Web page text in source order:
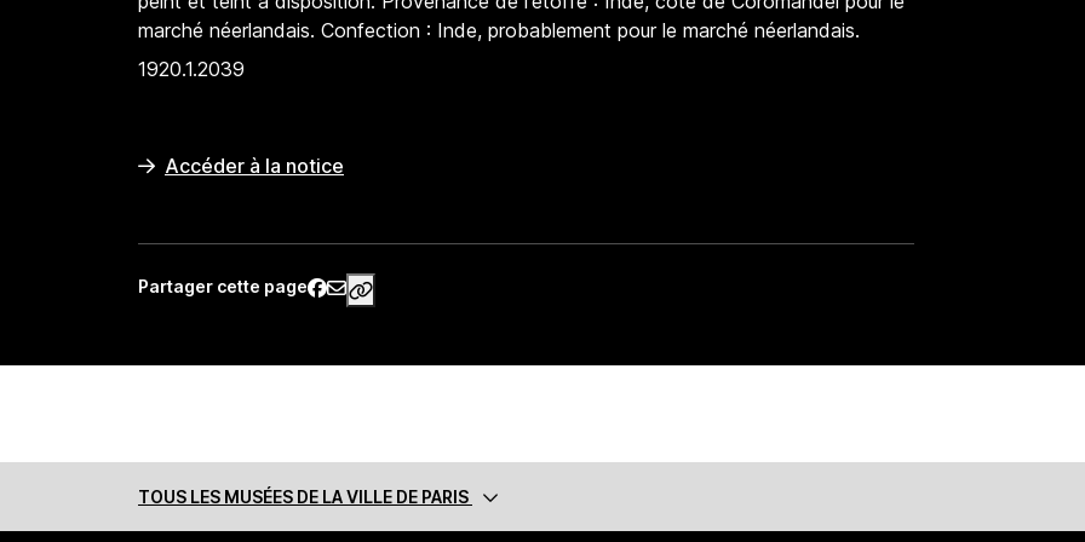
marché néerlandais. Confection : Inde, probablement pour le marché néerlandais.
1920.1.2039
Accéder à la notice
Partager cette page https://www.palaisgalliera.paris.fr/collections/les-collections-du-musee/xviie-
TOUS LES MUSÉES DE LA VILLE DE PARIS